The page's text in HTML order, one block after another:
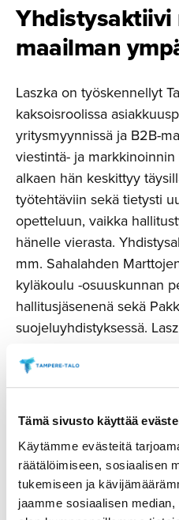
Tämä sivusto käyttää
Käytämme evästeitä
räätälöimiseen, sosiaalisen
tukemiseen ja
jaamme sosiaalisen
Yhdistysak­tiivi
maailman
Laszka on työskennellyt
kaksoisroolissa
yritysmyynnissä ja B2B-
viestintä- ja
alkaen hän keskittyy
työtehtäviin sekä tietysti
opetteluun, vaikka
hänelle vierasta.
mm. Sahalahden
kyläkoulu -osuuskunnan
hallitusjäsenenä sekä
suojeluyhdistyksessä.
puheenjohtajana
todennäköisimmin
ja rakkaan hirsitalon
kotoaan Kangasalan
suunnittelemassa
maailmanympärimatkaa,